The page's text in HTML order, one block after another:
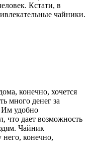
Кстати, в
чайники.
конечно, хочется
много денег за
Им удобно
что дает возможность
Чайник
него, конечно,